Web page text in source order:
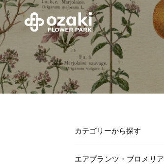
カテゴリーから探す
エアプランツ・ブロメリア